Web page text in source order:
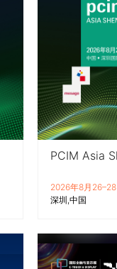
PCIM Asia
2026年8月26–28
深圳 中国